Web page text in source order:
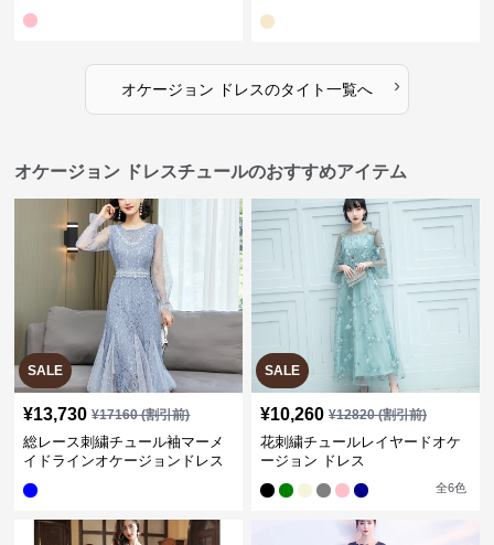
オケージョン ドレスのタイト一覧へ ›
オケージョン ドレスチュールのおすすめアイテム
SALE
¥13,730 ¥17160(割引前)
総レース刺繍チュール袖マーメ
イドラインオケージョンドレス
SALE
¥10,260 ¥12820(割引前)
花刺繍チュールレイヤードオケ
ージョン ドレス
全6色